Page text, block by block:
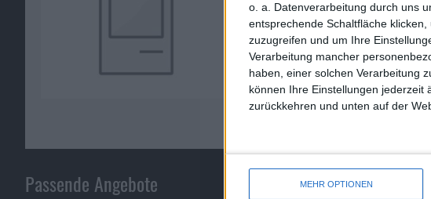
o. a. Datenverarbeitung durch uns
entsprechende Schaltfläche
zuzugreifen und um Ihre
Verarbeitung mancher
haben, einer solchen Verarbeitung
können Ihre Einstellungen jederzeit
zurückkehren und unten auf der
MEHR OPTIONEN
Passende Angebote